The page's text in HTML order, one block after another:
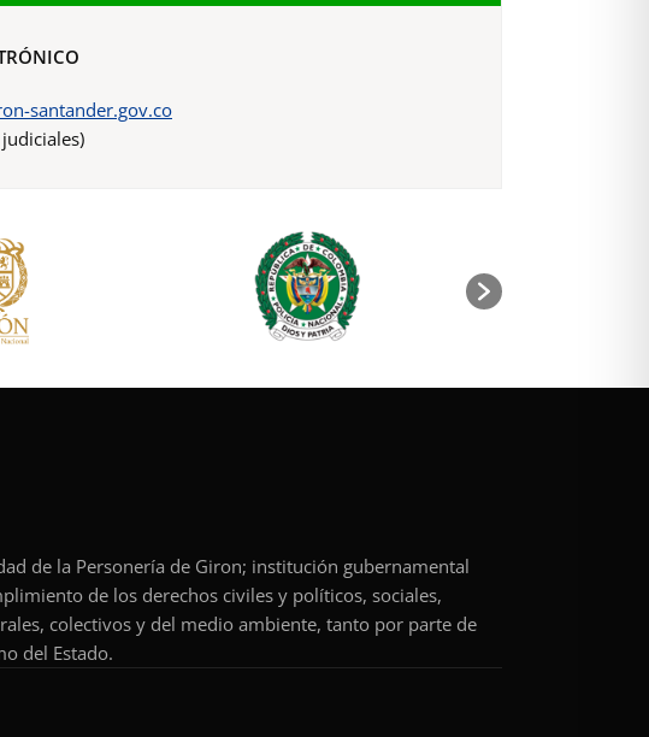
santander.gov.co
de la Personería de Giron; institución gubernamental
de los derechos civiles y políticos, sociales,
colectivos y del medio ambiente, tanto por parte de
del Estado.